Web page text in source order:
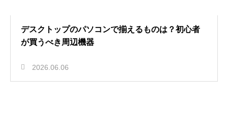
デスクトップのパソコンで揃えるものは？初心者
が買うべき周辺機器
2026.06.06